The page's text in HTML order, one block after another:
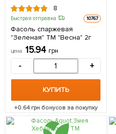
8
Быстрая отправка 10767
Фасоль спаржевая
"Зеленая" ТМ "Весна" 2г
цена 15.94 грн
- +
КУПИТЬ
+0.64грн бонусов за покупку